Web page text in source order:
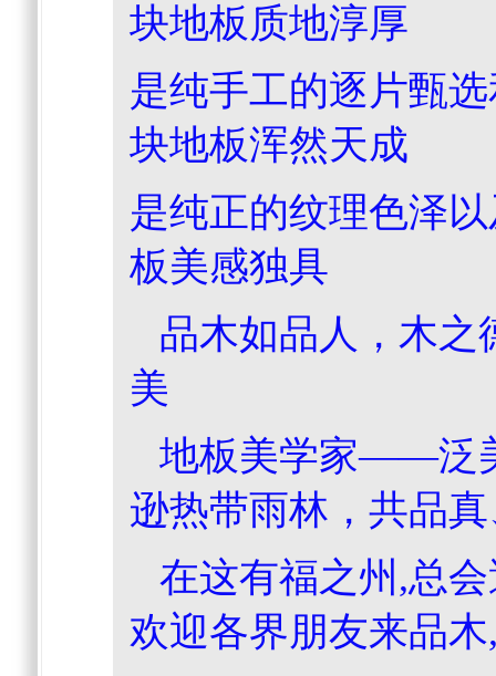
块地板质地淳
是纯手工的逐片甄
块地板浑然天
是纯正的纹理色泽
板美感独具
品木如品人，木之
美
地板美学家——泛
逊热带雨林，共
在这有福之州,总
欢迎各界朋友来品